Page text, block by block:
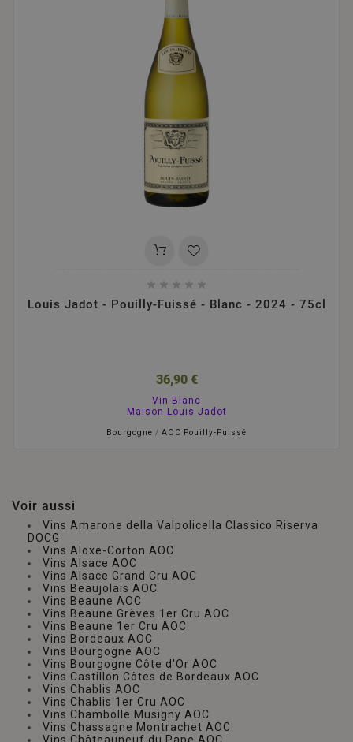
    
Louis Jadot - Pouilly-Fuissé - Blanc - 2024 - 75cl
36,90 €
Vin Blanc
Maison Louis Jadot
Bourgogne / AOC Pouilly-Fuissé
Voir aussi
Vins Amarone della Valpolicella Classico Riserva
DOCG
Vins Aloxe-Corton AOC
Vins Alsace AOC
Vins Alsace Grand Cru AOC
Vins Beaujolais AOC
Vins Beaune AOC
Vins Beaune Grèves 1er Cru AOC
Vins Beaune 1er Cru AOC
Vins Bordeaux AOC
Vins Bourgogne AOC
Vins Bourgogne Côte d'Or AOC
Vins Castillon Côtes de Bordeaux AOC
Vins Chablis AOC
Vins Chablis 1er Cru AOC
Vins Chambolle Musigny AOC
Vins Chassagne Montrachet AOC